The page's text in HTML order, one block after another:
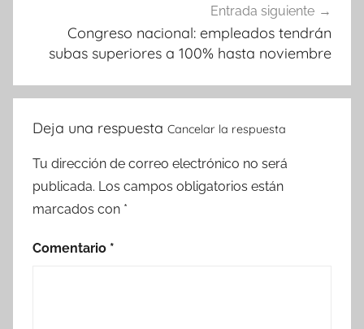
Entrada siguiente
Congreso nacional: empleados tendrán
subas superiores a 100% hasta noviembre
Deja una respuesta Cancelar la respuesta
Tu dirección de correo electrónico no será
publicada. Los campos obligatorios están
marcados con *
Comentario *